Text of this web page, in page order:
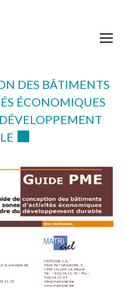
DES BÂTIMENTS
ÉCONOMIQUES